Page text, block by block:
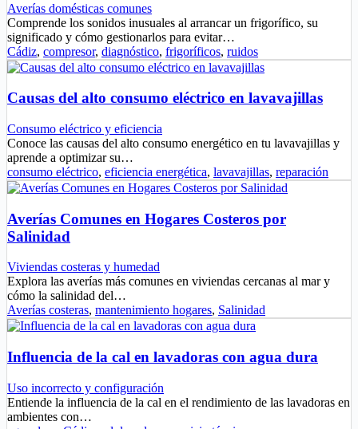
Averías domésticas comunes
Comprende los sonidos inusuales al arrancar un frigorífico, su
significado y cómo gestionarlos para evitar…
Cádiz, compresor, diagnóstico, frigoríficos, ruidos
Causas del alto consumo eléctrico en lavavajillas
Consumo eléctrico y eficiencia
Conoce las causas del alto consumo energético en tu lavavajillas y
aprende a optimizar su…
consumo eléctrico, eficiencia energética, lavavajillas, reparación
Averías Comunes en Hogares Costeros por
Salinidad
Viviendas costeras y humedad
Explora las averías más comunes en viviendas cercanas al mar y
cómo la salinidad del…
Averías costeras, mantenimiento hogares, Salinidad
Influencia de la cal en lavadoras con agua dura
Uso incorrecto y configuración
Entiende la influencia de la cal en el rendimiento de las lavadoras en
ambientes con…